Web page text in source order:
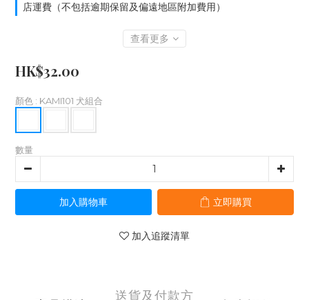
店運費（不包括逾期保留及偏遠地區附加費用）
查看更多
HK$32.00
顏色 : KAMI101 犬組合
數量
加入購物車 立即購買
加入追蹤清單
送貨及付款方